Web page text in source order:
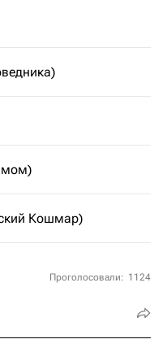
Кошмар)
Проголосовали: 1124